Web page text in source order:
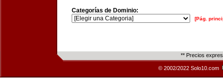
Categorías de Dominio:
[Pág.
** Precios
© 2002/2022 Solo10.com